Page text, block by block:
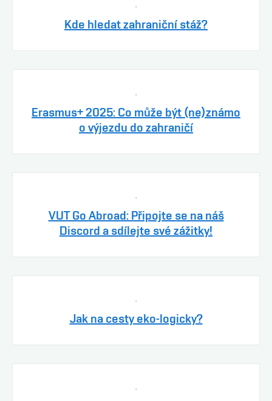
.
Kde hledat zahraniční stáž?
.
Erasmus+ 2025: Co může být (ne)známo
o výjezdu do zahraničí
.
VUT Go Abroad: Připojte se na náš
Discord a sdílejte své zážitky!
.
Jak na cesty eko-logicky?
.